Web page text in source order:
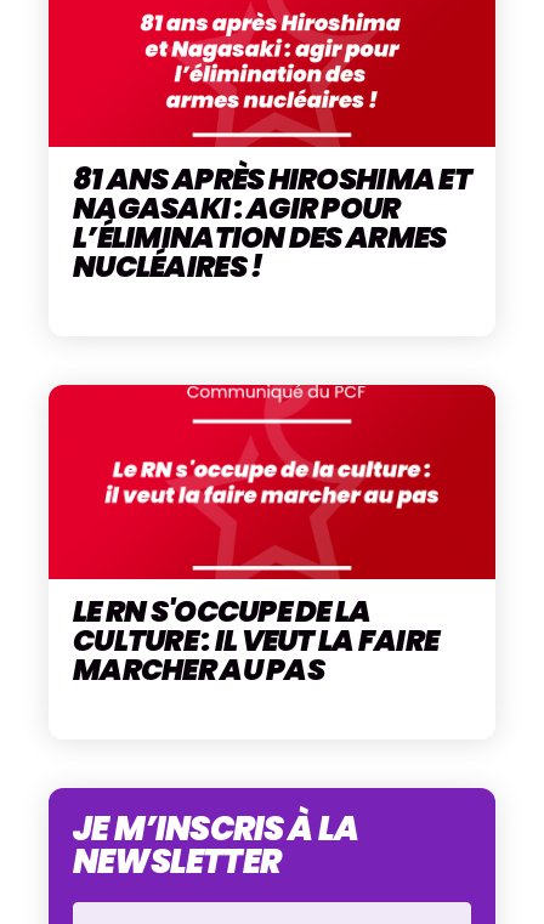
81 ANS APRÈS HIROSHIMA ET
NAGASAKI : AGIR POUR
L’ÉLIMINATION DES ARMES
NUCLÉAIRES !
LE RN S'OCCUPE DE LA
CULTURE : IL VEUT LA FAIRE
MARCHER AU PAS
JE M’INSCRIS À LA
NEWSLETTER